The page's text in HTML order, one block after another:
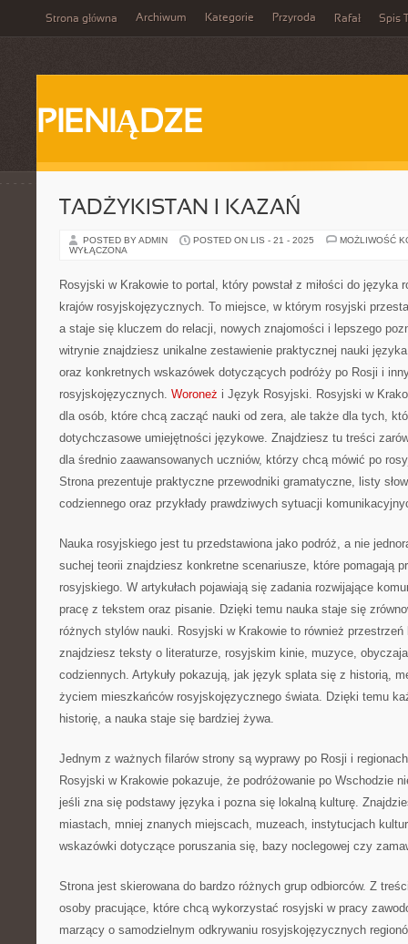
Strona główna Archiwum Kategorie Przyroda Rafał Spis
PIENIĄDZE
TADŻYKISTAN I KAZAŃ
POSTED BY ADMIN POSTED ON LIS - 21 - 2025
MOŻLIWOŚĆ
WYŁĄCZONA
Rosyjski w Krakowie to portal, który powstał z miłości do języka
krajów rosyjskojęzycznych. To miejsce, w którym rosyjski
a staje się kluczem do relacji, nowych znajomości i lepszego
witrynie znajdziesz unikalne zestawienie praktycznej nauki
oraz konkretnych wskazówek dotyczących podróży po Rosji i
rosyjskojęzycznych. Woroneż i Język Rosyjski. Rosyjski w
dla osób, które chcą zacząć nauki od zera, ale także dla tych,
dotychczasowe umiejętności językowe. Znajdziesz tu treści
dla średnio zaawansowanych uczniów, którzy chcą mówić po
Strona prezentuje praktyczne przewodniki gramatyczne, listy
codziennego oraz przykłady prawdziwych sytuacji
Nauka rosyjskiego jest tu przedstawiona jako podróż, a nie
suchej teorii znajdziesz konkretne scenariusze, które pomagają
rosyjskiego. W artykułach pojawiają się zadania rozwijające
pracę z tekstem oraz pisanie. Dzięki temu nauka staje się
różnych stylów nauki. Rosyjski w Krakowie to również przestrzeń
znajdziesz teksty o literaturze, rosyjskim kinie, muzyce,
codziennych. Artykuły pokazują, jak język splata się z historią,
życiem mieszkańców rosyjskojęzycznego świata. Dzięki temu
historię, a nauka staje się bardziej żywa.
Jednym z ważnych filarów strony są wyprawy po Rosji i
Rosyjski w Krakowie pokazuje, że podróżowanie po Wschodzie
jeśli zna się podstawy języka i pozna się lokalną kulturę.
miastach, mniej znanych miejscach, muzeach, instytucjach
wskazówki dotyczące poruszania się, bazy noclegowej czy
Strona jest skierowana do bardzo różnych grup odbiorców. Z
osoby pracujące, które chcą wykorzystać rosyjski w pracy
marzący o samodzielnym odkrywaniu rosyjskojęzycznych